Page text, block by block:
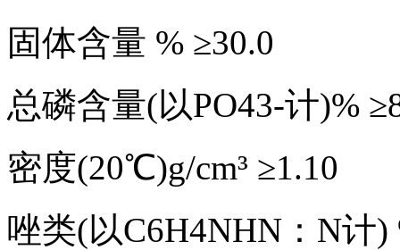
固体含量 % ≥30.0
总磷含量(以PO43-计)%
密度(20℃)g/cm³ ≥1.10
唑类(以C6H4NHN：N计)